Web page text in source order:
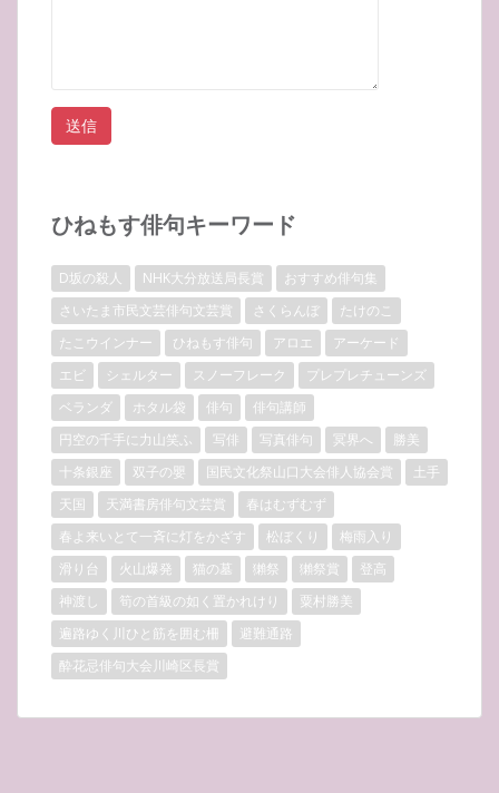
ひねもす俳句キーワード
D坂の殺人 NHK大分放送局長賞
おすすめ俳句集
さいたま市民文芸俳句文芸賞
さくらんぼ
たけのこ
たこウインナー
ひねもす俳句 アロエ
アーケード
エビ
シェルター スノーフレーク
プレプレチューンズ
ベランダ
ホタル袋 俳句
俳句講師
円空の千手に力山笑ふ
写俳 写真俳句 冥界へ
勝美
十条銀座
双子の嬰 国民文化祭山口大会俳人協会賞
土手
天国
天満書房俳句文芸賞
春はむずむず
春よ来いとて一斉に灯をかざす
松ぼくり
梅雨入り
滑り台
火山爆発 猫の墓 獺祭 獺祭賞
登高
神渡し
筍の首級の如く置かれけり
粟村勝美
遍路ゆく川ひと筋を囲む柵
避難通路
酔花忌俳句大会川崎区長賞